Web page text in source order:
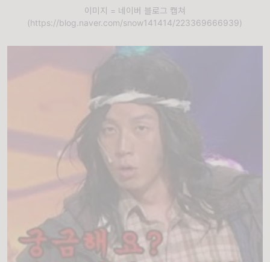
이미지 = 네이버 블로그 캡쳐
(https://blog.naver.com/snow141414/223369666939)